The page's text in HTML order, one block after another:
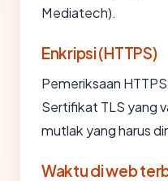
Mediatech).
Enkripsi (HTTPS)
Pemeriksaan
Sertifikat TLS yang
mutlak yang harus
Waktu di web